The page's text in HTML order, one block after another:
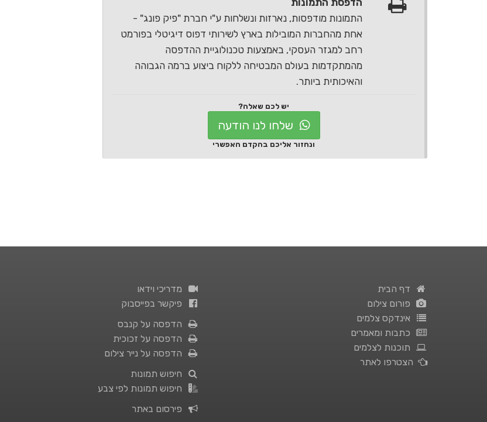
הדפסת התמונות
התמונות מודפסות, נארזות ונשלחות ע"י חברת "פיק פונג" -
אחת מהחברות המובילות בארץ לשירותי דפוס דיגיטלי בפורמט
רחב למגזר העסקי, באמצעות טכנולוגיית ההדפסה
מהמתקדמות בעולם המבטיחה ללקוח ביצוע ברמה הגבוהה
והאיכותית ביותר.
יש לכם שאלה?
שלחו לנו הודעה
ונחזור אליכם בהקדם האפשרי
מדריכי וידאו
פיקשר בפייסבוק
הדפסה על קנבס
הדפסה על זכוכית
הדפסה על נייר צילום
חיפוש תמונות
חיפוש תמונות לפי צבע
פירסום באתר
דף הבית
פורום צילום
אינדקס צלמים
כתבות ומאמרים
תוכנות לצלמים
הצטרפו לאתר